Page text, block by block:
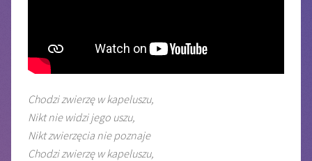
Chodzi zwierzę w kapeluszu,
Nikt nie widzi jego uszu,
Nikt zwierzęcia nie poznaje
Chodzi zwierzę w kapeluszu,